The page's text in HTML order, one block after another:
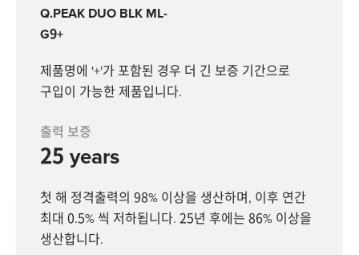
Q.PEAK DUO BLK ML-
G9+
제품명에 '+'가 포함된 경우 더 긴 보증 기간으로
구입이 가능한 제품입니다.
출력 보증
25 years
첫 해 정격출력의 98% 이상을 생산하며, 이후 연간
최대 0.5% 씩 저하됩니다. 25년 후에는 86% 이상을
생산합니다.